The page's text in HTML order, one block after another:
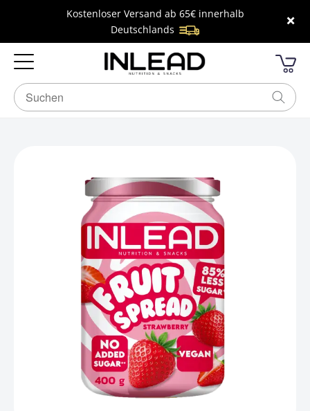
Kostenloser Versand ab 65€ innerhalb
Deutschlands
×